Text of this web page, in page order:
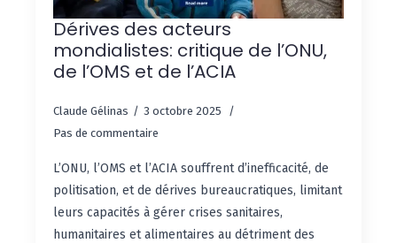
Dérives des acteurs
mondialistes: critique de l’ONU,
de l’OMS et de l’ACIA
Claude Gélinas
3 octobre 2025
Pas de commentaire
L’ONU, l’OMS et l’ACIA souffrent d’inefficacité, de
politisation, et de dérives bureaucratiques, limitant
leurs capacités à gérer crises sanitaires,
humanitaires et alimentaires au détriment des